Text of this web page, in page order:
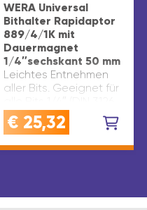
WERA Universal
Bithalter Rapidaptor
889/4/1K mit
Dauermagnet
1/4″sechskant 50 mm
Leichtes Entnehmen
aller Bits. Geeignet für
C 6,3 + E 6,3). Abtrieb:
1/4″ sechskant Antrieb:
€ 25,32